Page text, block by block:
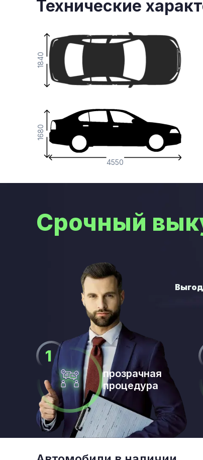
Технические
4550
1680
1840
Срочный
прозрачная
процедура